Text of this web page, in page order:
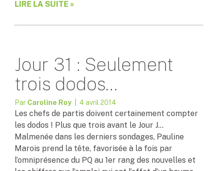
LIRE LA SUITE »
Jour 31 : Seulement
trois dodos…
Par Caroline Roy | 4 avril 2014
Les chefs de partis doivent certainement compter
les dodos ! Plus que trois avant le Jour J…
Malmenée dans les derniers sondages, Pauline
Marois prend la tête, favorisée à la fois par
l’omniprésence du PQ au 1er rang des nouvelles et